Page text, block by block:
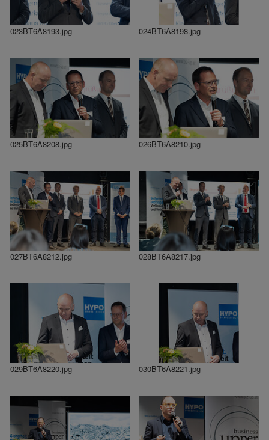
023BT6A8193.jpg 024BT6A8198.jpg
025BT6A8208.jpg 026BT6A8210.jpg
027BT6A8212.jpg 028BT6A8217.jpg
029BT6A8220.jpg 030BT6A8221.jpg